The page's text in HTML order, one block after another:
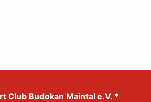
Club Budokan Maintal e.V. *